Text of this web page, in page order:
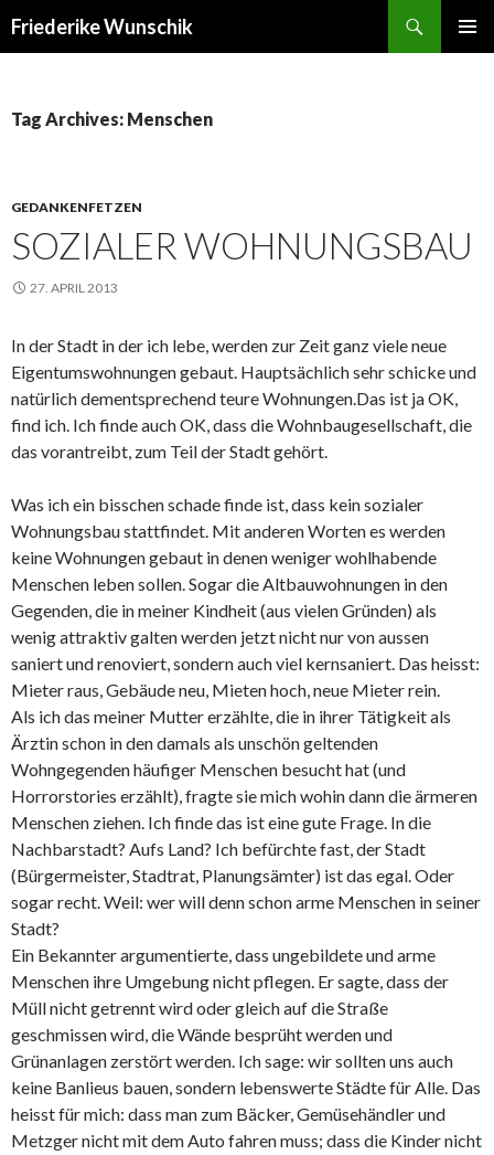
Friederike Wunschik
Tag Archives: Menschen
GEDANKENFETZEN
SOZIALER WOHNUNGSBAU
27. APRIL 2013
In der Stadt in der ich lebe, werden zur Zeit ganz viele neue
Eigentumswohnungen gebaut. Hauptsächlich sehr schicke und
natürlich dementsprechend teure Wohnungen.Das ist ja OK,
find ich. Ich finde auch OK, dass die Wohnbaugesellschaft, die
das vorantreibt, zum Teil der Stadt gehört.
Was ich ein bisschen schade finde ist, dass kein sozialer
Wohnungsbau stattfindet. Mit anderen Worten es werden
keine Wohnungen gebaut in denen weniger wohlhabende
Menschen leben sollen. Sogar die Altbauwohnungen in den
Gegenden, die in meiner Kindheit (aus vielen Gründen) als
wenig attraktiv galten werden jetzt nicht nur von aussen
saniert und renoviert, sondern auch viel kernsaniert. Das heisst:
Mieter raus, Gebäude neu, Mieten hoch, neue Mieter rein.
Als ich das meiner Mutter erzählte, die in ihrer Tätigkeit als
Ärztin schon in den damals als unschön geltenden
Wohngegenden häufiger Menschen besucht hat (und
Horrorstories erzählt), fragte sie mich wohin dann die ärmeren
Menschen ziehen. Ich finde das ist eine gute Frage. In die
Nachbarstadt? Aufs Land? Ich befürchte fast, der Stadt
(Bürgermeister, Stadtrat, Planungsämter) ist das egal. Oder
sogar recht. Weil: wer will denn schon arme Menschen in seiner
Stadt?
Ein Bekannter argumentierte, dass ungebildete und arme
Menschen ihre Umgebung nicht pflegen. Er sagte, dass der
Müll nicht getrennt wird oder gleich auf die Straße
geschmissen wird, die Wände besprüht werden und
Grünanlagen zerstört werden. Ich sage: wir sollten uns auch
keine Banlieus bauen, sondern lebenswerte Städte für Alle. Das
heisst für mich: dass man zum Bäcker, Gemüsehändler und
Metzger nicht mit dem Auto fahren muss; dass die Kinder nicht